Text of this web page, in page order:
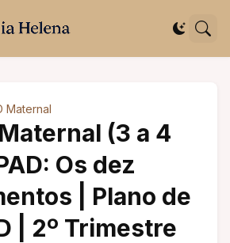
Maternal
(3 a 4
Os dez
| Plano de
| 2º Trimestre